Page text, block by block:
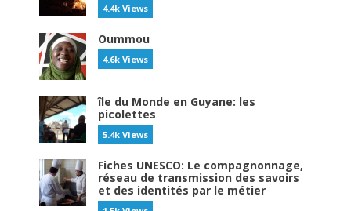
4.4k Views
Oummou
4.6k Views
île du Monde en Guyane: les
picolettes
5.4k Views
Fiches UNESCO: Le compagnonnage,
réseau de transmission des savoirs
et des identités par le métier